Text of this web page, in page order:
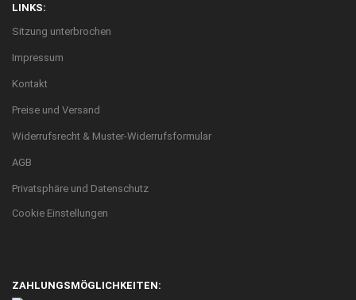
LINKS:
Sitzung unterbrochen
Impressum
Kontakt
Preise und Versand
Widerrufsrecht & Muster-Widerrufsformular
AGB
Privatsphäre und Datenschutz
Cookie Einstellungen
ZAHLUNGSMÖGLICHKEITEN: